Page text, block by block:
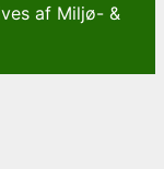
af Miljø- &